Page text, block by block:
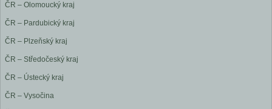
ČR – Olomoucký kraj
ČR – Pardubický kraj
ČR – Plzeňský kraj
ČR – Středočeský kraj
ČR – Ústecký kraj
ČR – Vysočina